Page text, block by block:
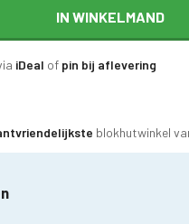
IN WINKELMAND
iDeal of pin bij aflevering
blokhutwinkel